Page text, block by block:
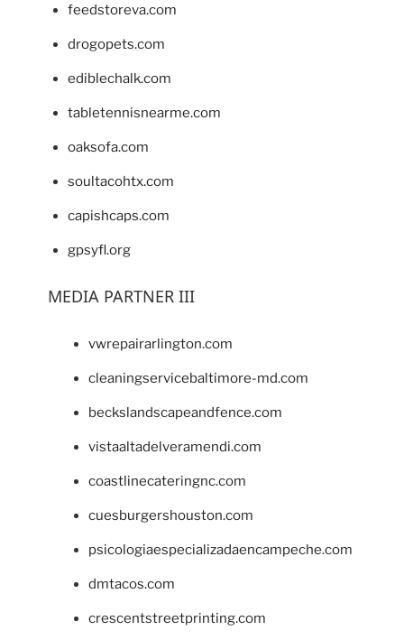
feedstoreva.com
drogopets.com
ediblechalk.com
tabletennisnearme.com
oaksofa.com
soultacohtx.com
capishcaps.com
gpsyfl.org
MEDIA PARTNER III
vwrepairarlington.com
cleaningservicebaltimore-md.com
beckslandscapeandfence.com
vistaaltadelveramendi.com
coastlinecateringnc.com
cuesburgershouston.com
psicologiaespecializadaencampeche.com
dmtacos.com
crescentstreetprinting.com